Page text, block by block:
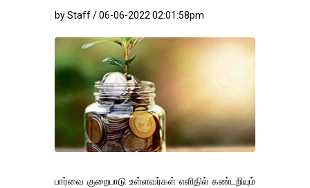
by Staff / 06-06-2022 02:01:58pm
பார்வை குறைபாடு உள்ளவர்கள் எளிதில் கண்டறியும்